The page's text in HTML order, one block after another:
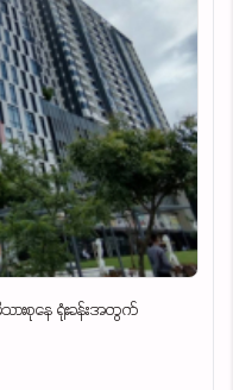
ားစုနေ ရုံးခန်းအတွက်